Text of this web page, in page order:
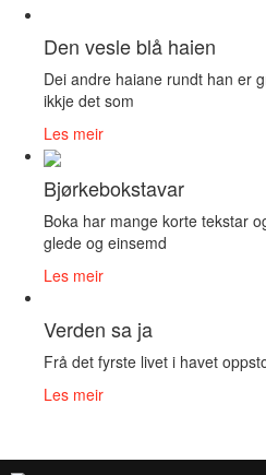
Den vesle blå haien
Dei andre haiane rundt han er
ikkje det som
Les meir
Bjørkebokstavar
Boka har mange korte tekstar
glede og einsemd
Les meir
Verden sa ja
Frå det fyrste livet i havet
Les meir